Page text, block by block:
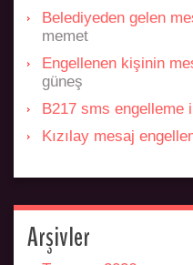
Belediyeden gelen
memet
Engellenen kişinin
güneş
B217 sms engelleme
Kızılay mesaj
Arşivler